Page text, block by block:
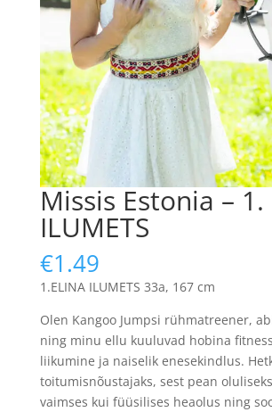
Missis Estonia – 1.
ILUMETS
€1.49
1.ELINA ILUMETS 33a, 167 cm
Olen Kangoo Jumpsi rühmatreener,
ning minu ellu kuuluvad hobina
liikumine ja naiselik enesekindlus.
toitumisnõustajaks, sest pean
vaimses kui füüsilises heaolus ning